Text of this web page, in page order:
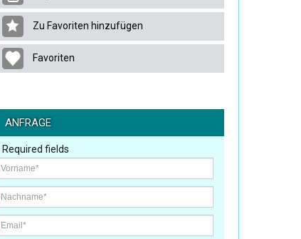
Zu Favoriten hinzufügen
Favoriten
ANFRAGE
fields